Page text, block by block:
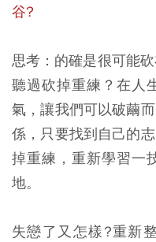
谷?
思考：的確是很可能
聽過砍掉重練？在人
氣，讓我們可以破繭
係，只要找到自己的
掉重練，重新學習一
地。
失戀了又怎樣?重新